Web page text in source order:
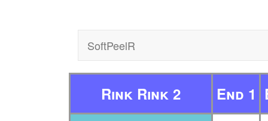
SoftPeelR
Rink Rink 2 End 1